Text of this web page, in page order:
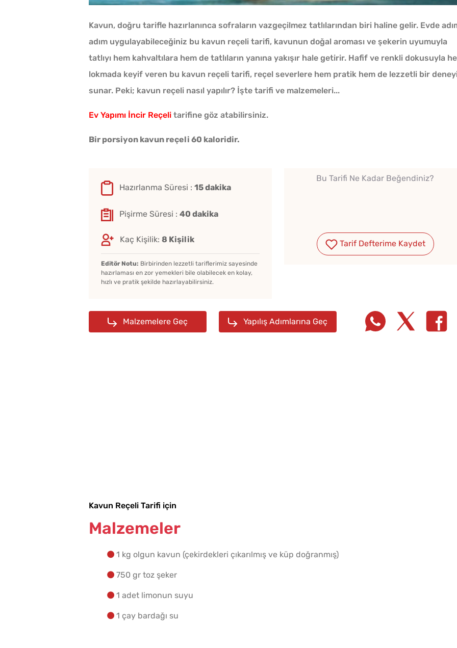
Kavun, doğru tarifle hazırlanınca sofraların vazgeçilmez tatlılarından biri haline gelir. Evde
adım uygulayabileceğiniz bu kavun reçeli tarifi, kavunun doğal aroması ve şekerin uyumuyla
tatlıyı hem kahvaltılara hem de tatlıların yanına yakışır hale getirir. Hafif ve renkli dokusuyla
lokmada keyif veren bu kavun reçeli tarifi, reçel severlere hem pratik hem de lezzetli bir
sunar. Peki; kavun reçeli nasıl yapılır? İşte tarifi ve malzemeleri...
Ev Yapımı İncir Reçeli tarifine göz atabilirsiniz.
Bir porsiyon kavun reçeli 60 kaloridir.
Hazırlanma Süresi : 15 dakika
Pişirme Süresi : 40 dakika
Kaç Kişilik: 8 Kişilik
Editör Notu: Birbirinden lezzetli tariflerimiz sayesinde
hazırlaması en zor yemekleri bile olabilecek en kolay,
hızlı ve pratik şekilde hazırlayabilirsiniz.
Bu Tarifi Ne Kadar Beğendiniz?
Tarif Defterime Kaydet
Malzemelere Geç Yapılış Adımlarına Geç
Bulaşık Makinesine Neden
Atılır?
Haşlanan Yumurtaya
Neden Bir Damla Sirke
Poğaçası Tarifi
Bardak Un ile Tavada
Tel
Kavun Reçeli Tarifi için
Malzemeler
1 kg olgun kavun (çekirdekleri çıkarılmış ve küp doğranmış)
750 gr toz şeker
1 adet limonun suyu
1 çay bardağı su